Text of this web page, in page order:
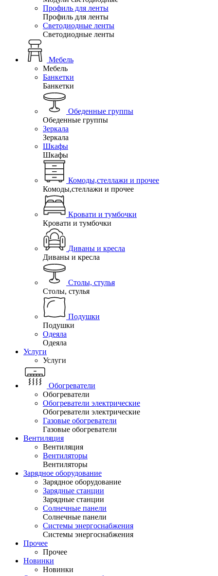
Профиль для ленты
Профиль для ленты
Светодиодные ленты
Светодиодные ленты
Мебель
Мебель
Банкетки
Банкетки
Обеденные группы
Обеденные группы
Зеркала
Зеркала
Шкафы
Шкафы
Комоды,стеллажи и прочее
Комоды,стеллажи и прочее
Кровати и тумбочки
Кровати и тумбочки
Диваны и кресла
Диваны и кресла
Столы, стулья
Столы, стулья
Подушки
Подушки
Одеяла
Одеяла
Услуги
Услуги
Обогреватели
Обогреватели
Обогреватели электрические
Обогреватели электрические
Газовые обогреватели
Газовые обогреватели
Вентиляция
Вентиляция
Вентиляторы
Вентиляторы
Зарядное оборудование
Зарядное оборудование
Зарядные станции
Зарядные станции
Солнечные панели
Солнечные панели
Системы энергоснабжения
Системы энергоснабжения
Прочее
Прочее
Новинки
Новинки